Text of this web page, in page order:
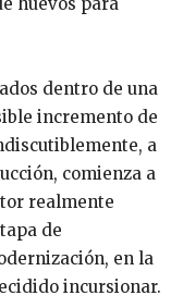
dentro de una
incremento de
a
comienza a
realmente
de
en la
incursionar.